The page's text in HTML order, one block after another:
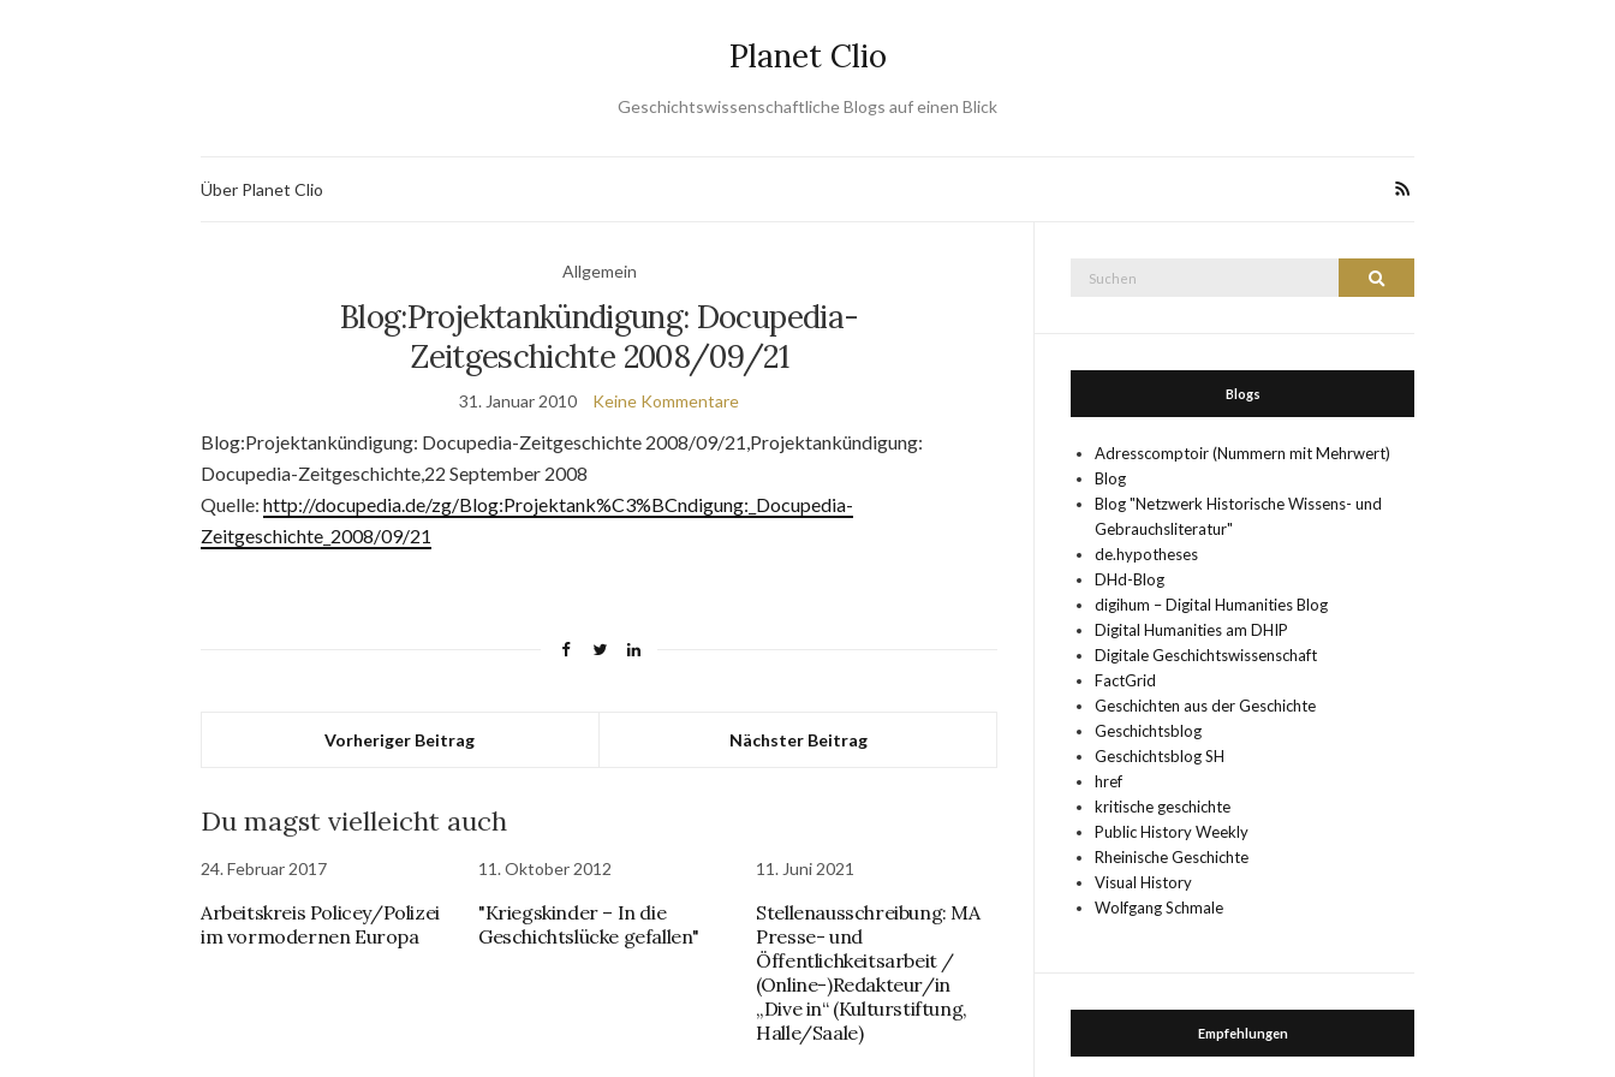
Planet Clio
Geschichtswissenschaftliche Blogs auf einen Blick
Über Planet Clio
Allgemein
Blog:Projektankündigung: Docupedia-
Zeitgeschichte 2008/09/21
31. Januar 2010 Keine Kommentare
Blog:Projektankündigung: Docupedia-Zeitgeschichte 2008/09/21,Projektankündigung:
Docupedia-Zeitgeschichte,22 September 2008
Quelle: http://docupedia.de/zg/Blog:Projektank%C3%BCndigung:_Docupedia-
Zeitgeschichte_2008/09/21
Vorheriger Beitrag Nächster Beitrag
Du magst vielleicht auch
24. Februar 2017
Arbeitskreis Policey/Polizei
im vormodernen Europa
11. Oktober 2012
"Kriegskinder – In die
Geschichtslücke gefallen"
11. Juni 2021
Stellenausschreibung: MA
Presse- und
Öffentlichkeitsarbeit /
(Online-)Redakteur/in
„Dive in“ (Kulturstiftung,
Halle/Saale)
Suchen
Blogs
Adresscomptoir (Nummern mit Mehrwert)
Blog
Blog "Netzwerk Historische Wissens- und
Gebrauchsliteratur"
de.hypotheses
DHd-Blog
digihum – Digital Humanities Blog
Digital Humanities am DHIP
Digitale Geschichtswissenschaft
FactGrid
Geschichten aus der Geschichte
Geschichtsblog
Geschichtsblog SH
href
kritische geschichte
Public History Weekly
Rheinische Geschichte
Visual History
Wolfgang Schmale
Empfehlungen